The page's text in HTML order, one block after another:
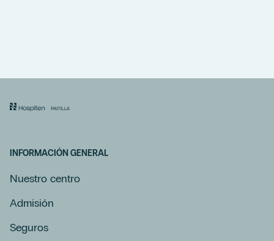
INFORMACIÓN GENERAL
Nuestro centro
Admisión
Seguros